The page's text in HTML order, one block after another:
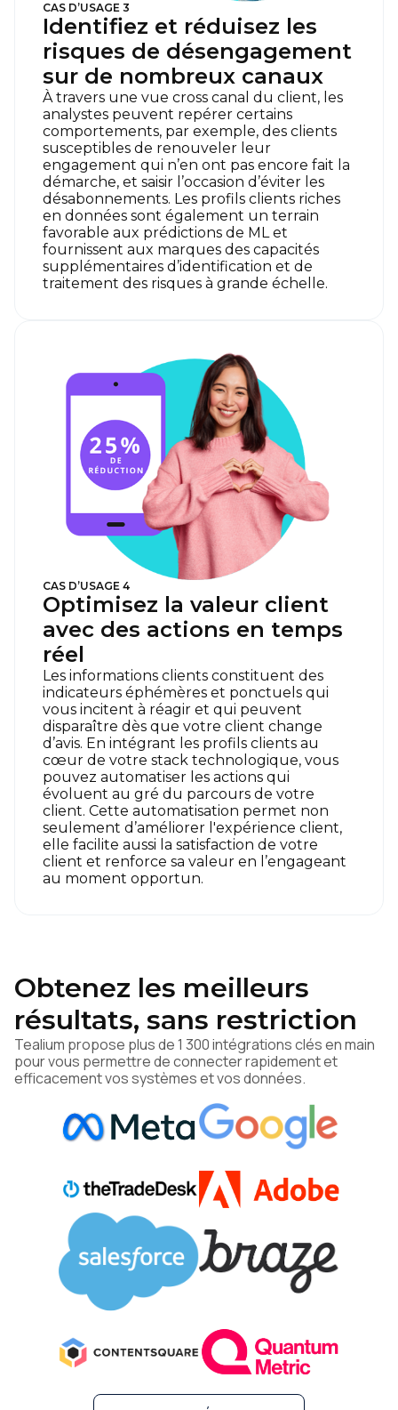
CAS D’USAGE 3
Identifiez et réduisez les
risques de désengagement
sur de nombreux canaux
À travers une vue cross canal du client, les
analystes peuvent repérer certains
comportements, par exemple, des clients
susceptibles de renouveler leur
engagement qui n’en ont pas encore fait la
démarche, et saisir l’occasion d’éviter les
désabonnements. Les profils clients riches
en données sont également un terrain
favorable aux prédictions de ML et
fournissent aux marques des capacités
supplémentaires d’identification et de
traitement des risques à grande échelle.
CAS D’USAGE 4
Optimisez la valeur client
avec des actions en temps
réel
Les informations clients constituent des
indicateurs éphémères et ponctuels qui
vous incitent à réagir et qui peuvent
disparaître dès que votre client change
d’avis. En intégrant les profils clients au
cœur de votre stack technologique, vous
pouvez automatiser les actions qui
évoluent au gré du parcours de votre
client. Cette automatisation permet non
seulement d’améliorer l'expérience client,
elle facilite aussi la satisfaction de votre
client et renforce sa valeur en l’engageant
au moment opportun.
Obtenez les meilleurs
résultats, sans restriction
Tealium propose plus de 1 300 intégrations clés en main
pour vous permettre de connecter rapidement et
efficacement vos systèmes et vos données.